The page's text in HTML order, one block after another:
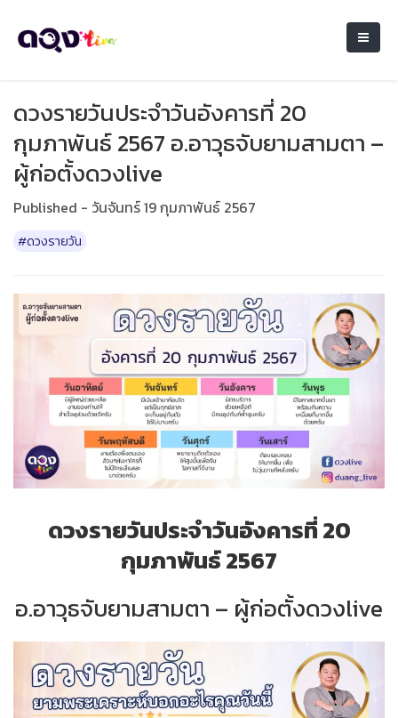
ดวงรายวันประจำวันอังคารที่ 20
กุมภาพันธ์ 2567 อ.อาวุธจับยามสามตา –
ผู้ก่อตั้งดวงlive
Published - วันจันทร์ 19 กุมภาพันธ์ 2567
#ดวงรายวัน
ดวงรายวันประจำวันอังคารที่ 20
กุมภาพันธ์ 2567
อ.อาวุธจับยามสามตา – ผู้ก่อตั้งดวงlive